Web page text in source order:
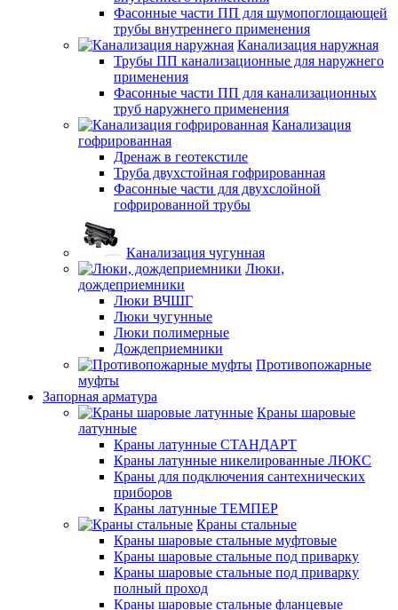
Фасонные части ПП для шумопоглощающей
трубы внутреннего применения
Канализация наружная
Трубы ПП канализационные для наружнего
применения
Фасонные части ПП для канализационных
труб наружнего применения
Канализация
гофрированная
Дренаж в геотекстиле
Труба двухстойная гофрированная
Фасонные части для двухслойной
гофрированной трубы
Канализация чугунная
Люки,
дождеприемники
Люки ВЧШГ
Люки чугунные
Люки полимерные
Дождеприемники
Противопожарные
муфты
Запорная арматура
Краны шаровые
латунные
Краны латунные СТАНДАРТ
Краны латунные никелированные ЛЮКС
Краны для подключения сантехнических
приборов
Краны латунные ТЕМПЕР
Краны стальные
Краны шаровые стальные муфтовые
Краны шаровые стальные под приварку
Краны шаровые стальные под приварку
полный проход
Краны шаровые стальные фланцевые